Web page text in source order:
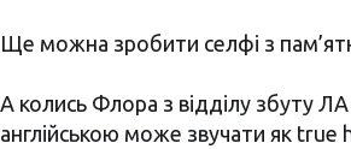
Ще можна зробити селфі з
А колись Флора з відділу збуту
англійською може звучати як